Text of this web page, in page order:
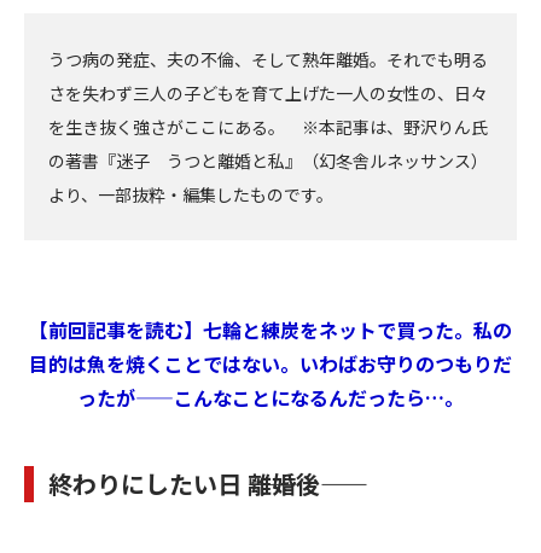
うつ病の発症、夫の不倫、そして熟年離婚。それでも明る
さを失わず三人の子どもを育て上げた一人の女性の、日々
を生き抜く強さがここにある。 ※本記事は、野沢りん氏
の著書『迷子 うつと離婚と私』（幻冬舎ルネッサンス）
より、一部抜粋・編集したものです。
【前回記事を読む】七輪と練炭をネットで買った。私の
目的は魚を焼くことではない。いわばお守りのつもりだ
ったが——こんなことになるんだったら…。
終わりにしたい日 ――離婚後――